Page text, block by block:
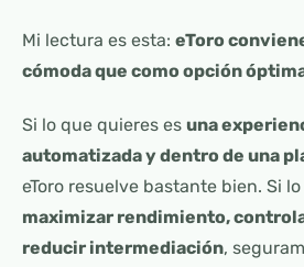
Mi lectura es esta: eToro
cómoda que como opción
Si lo que quieres es una
automatizada y dentro de una
eToro resuelve bastante bien. Si
maximizar rendimiento,
reducir intermediación,